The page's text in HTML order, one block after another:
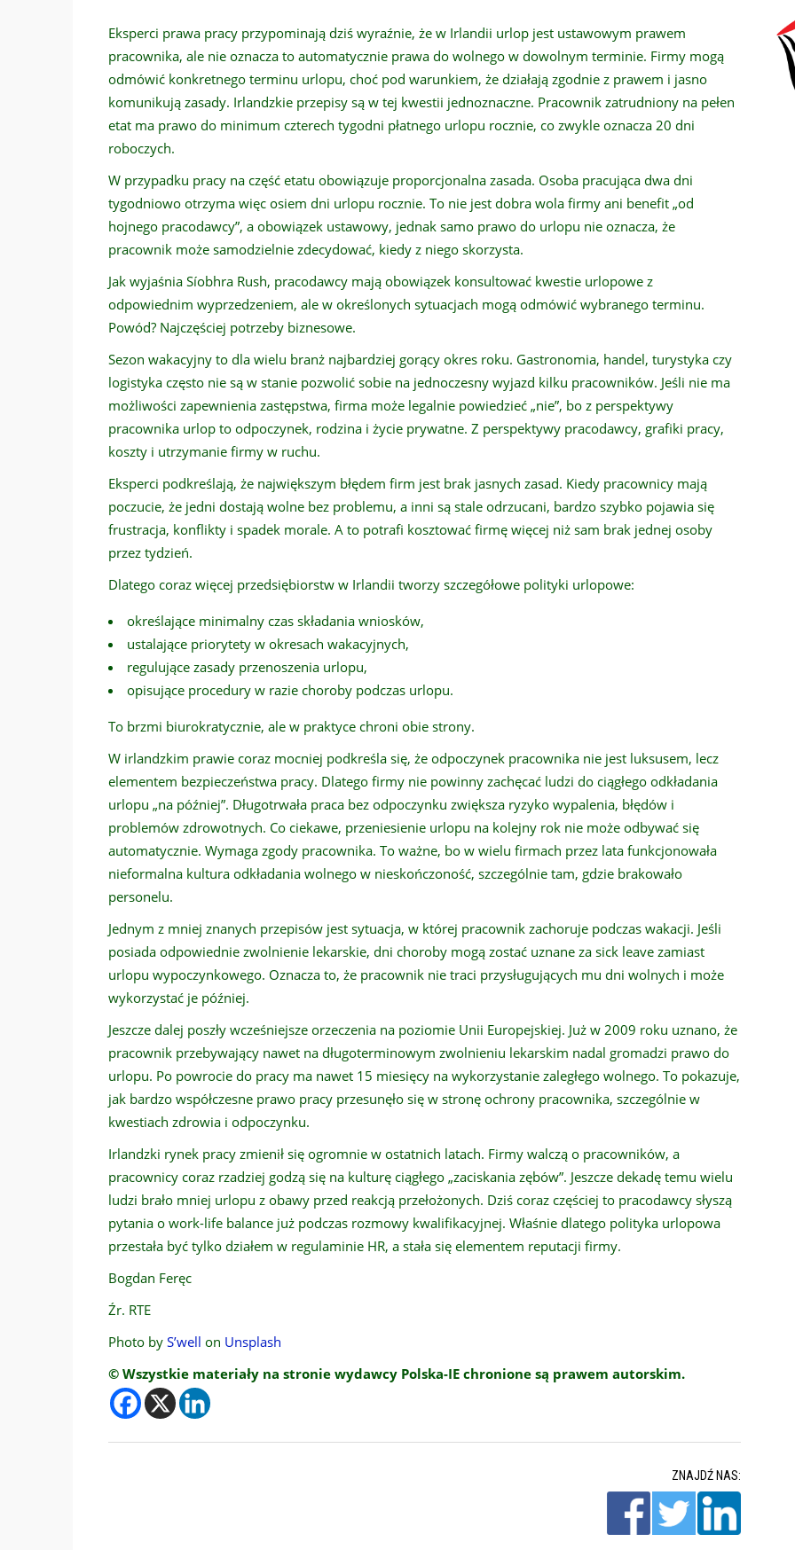
Eksperci prawa pracy przypominają dziś wyraźnie, że w Irlandii urlop jest ustawowym prawem
pracownika, ale nie oznacza to automatycznie prawa do wolnego w dowolnym terminie. Firmy mogą
odmówić konkretnego terminu urlopu, choć pod warunkiem, że działają zgodnie z prawem i jasno
komunikują zasady. Irlandzkie przepisy są w tej kwestii jednoznaczne. Pracownik zatrudniony na pełen
etat ma prawo do minimum czterech tygodni płatnego urlopu rocznie, co zwykle oznacza 20 dni
roboczych.
W przypadku pracy na część etatu obowiązuje proporcjonalna zasada. Osoba pracująca dwa dni
tygodniowo otrzyma więc osiem dni urlopu rocznie. To nie jest dobra wola firmy ani benefit „od
hojnego pracodawcy”, a obowiązek ustawowy, jednak samo prawo do urlopu nie oznacza, że
pracownik może samodzielnie zdecydować, kiedy z niego skorzysta.
Jak wyjaśnia Síobhra Rush, pracodawcy mają obowiązek konsultować kwestie urlopowe z
odpowiednim wyprzedzeniem, ale w określonych sytuacjach mogą odmówić wybranego terminu.
Powód? Najczęściej potrzeby biznesowe.
Sezon wakacyjny to dla wielu branż najbardziej gorący okres roku. Gastronomia, handel, turystyka czy
logistyka często nie są w stanie pozwolić sobie na jednoczesny wyjazd kilku pracowników. Jeśli nie ma
możliwości zapewnienia zastępstwa, firma może legalnie powiedzieć „nie”, bo z perspektywy
pracownika urlop to odpoczynek, rodzina i życie prywatne. Z perspektywy pracodawcy, grafiki pracy,
koszty i utrzymanie firmy w ruchu.
Eksperci podkreślają, że największym błędem firm jest brak jasnych zasad. Kiedy pracownicy mają
poczucie, że jedni dostają wolne bez problemu, a inni są stale odrzucani, bardzo szybko pojawia się
frustracja, konflikty i spadek morale. A to potrafi kosztować firmę więcej niż sam brak jednej osoby
przez tydzień.
Dlatego coraz więcej przedsiębiorstw w Irlandii tworzy szczegółowe polityki urlopowe:
określające minimalny czas składania wniosków,
ustalające priorytety w okresach wakacyjnych,
regulujące zasady przenoszenia urlopu,
opisujące procedury w razie choroby podczas urlopu.
To brzmi biurokratycznie, ale w praktyce chroni obie strony.
W irlandzkim prawie coraz mocniej podkreśla się, że odpoczynek pracownika nie jest luksusem, lecz
elementem bezpieczeństwa pracy. Dlatego firmy nie powinny zachęcać ludzi do ciągłego odkładania
urlopu „na później”. Długotrwała praca bez odpoczynku zwiększa ryzyko wypalenia, błędów i
problemów zdrowotnych. Co ciekawe, przeniesienie urlopu na kolejny rok nie może odbywać się
automatycznie. Wymaga zgody pracownika. To ważne, bo w wielu firmach przez lata funkcjonowała
nieformalna kultura odkładania wolnego w nieskończoność, szczególnie tam, gdzie brakowało
personelu.
Jednym z mniej znanych przepisów jest sytuacja, w której pracownik zachoruje podczas wakacji. Jeśli
posiada odpowiednie zwolnienie lekarskie, dni choroby mogą zostać uznane za sick leave zamiast
urlopu wypoczynkowego. Oznacza to, że pracownik nie traci przysługujących mu dni wolnych i może
wykorzystać je później.
Jeszcze dalej poszły wcześniejsze orzeczenia na poziomie Unii Europejskiej. Już w 2009 roku uznano, że
pracownik przebywający nawet na długoterminowym zwolnieniu lekarskim nadal gromadzi prawo do
urlopu. Po powrocie do pracy ma nawet 15 miesięcy na wykorzystanie zaległego wolnego. To pokazuje,
jak bardzo współczesne prawo pracy przesunęło się w stronę ochrony pracownika, szczególnie w
kwestiach zdrowia i odpoczynku.
Irlandzki rynek pracy zmienił się ogromnie w ostatnich latach. Firmy walczą o pracowników, a
pracownicy coraz rzadziej godzą się na kulturę ciągłego „zaciskania zębów”. Jeszcze dekadę temu wielu
ludzi brało mniej urlopu z obawy przed reakcją przełożonych. Dziś coraz częściej to pracodawcy słyszą
pytania o work-life balance już podczas rozmowy kwalifikacyjnej. Właśnie dlatego polityka urlopowa
przestała być tylko działem w regulaminie HR, a stała się elementem reputacji firmy.
Bogdan Feręc
Źr. RTE
Photo by S’well on Unsplash
© Wszystkie materiały na stronie wydawcy Polska-IE chronione są prawem autorskim.
ZNAJDŹ NAS: